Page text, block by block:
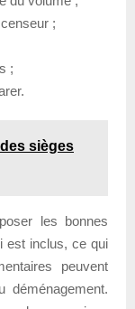
;
;
sièges
les bonnes
est inclus, ce qui
peuvent
déménagement.